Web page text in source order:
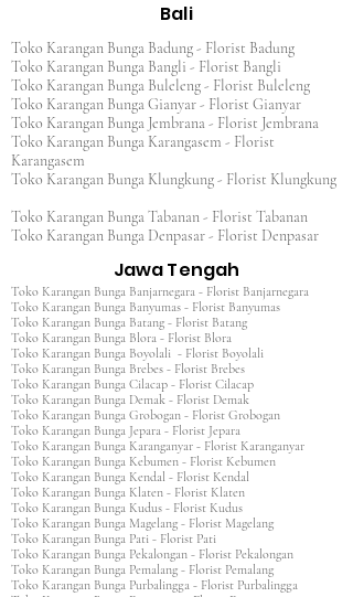
Bali
Toko Karangan Bunga Badung - Florist Badung
Toko Karangan Bunga Bangli - Florist Bangli
Toko Karangan Bunga Buleleng - Florist Buleleng
Toko Karangan Bunga Gianyar - Florist Gianyar
Toko Karangan Bunga Jembrana - Florist Jembrana
Toko Karangan Bunga Karangasem - Florist
Karangasem
Toko Karangan Bunga Klungkung - Florist Klungkung
Toko Karangan Bunga Tabanan - Florist Tabanan
Toko Karangan Bunga Denpasar - Florist Denpasar
Jawa Tengah
Toko Karangan Bunga Banjarnegara - Florist Banjarnegara
Toko Karangan Bunga Banyumas - Florist Banyumas
Toko Karangan Bunga Batang - Florist Batang
Toko Karangan Bunga Blora - Florist Blora
Toko Karangan Bunga Boyolali - Florist Boyolali
Toko Karangan Bunga Brebes - Florist Brebes
Toko Karangan Bunga Cilacap - Florist Cilacap
Toko Karangan Bunga Demak - Florist Demak
Toko Karangan Bunga Grobogan - Florist Grobogan
Toko Karangan Bunga Jepara - Florist Jepara
Toko Karangan Bunga Karanganyar - Florist Karanganyar
Toko Karangan Bunga Kebumen - Florist Kebumen
Toko Karangan Bunga Kendal - Florist Kendal
Toko Karangan Bunga Klaten - Florist Klaten
Toko Karangan Bunga Kudus - Florist Kudus
Toko Karangan Bunga Magelang - Florist Magelang
Toko Karangan Bunga Pati - Florist Pati
Toko Karangan Bunga Pekalongan - Florist Pekalongan
Toko Karangan Bunga Pemalang - Florist Pemalang
Toko Karangan Bunga Purbalingga - Florist Purbalingga